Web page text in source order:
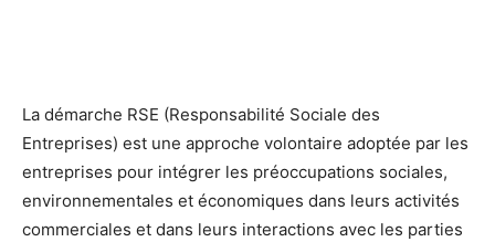
La démarche RSE (Responsabilité Sociale des
Entreprises) est une approche volontaire adoptée par les
entreprises pour intégrer les préoccupations sociales,
environnementales et économiques dans leurs activités
commerciales et dans leurs interactions avec les parties